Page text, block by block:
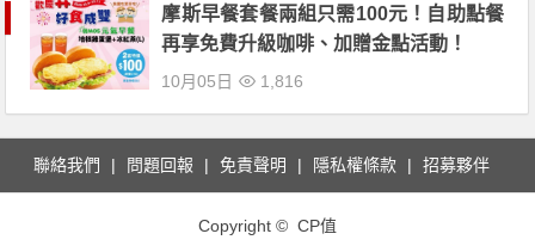
摩斯早餐套餐兩組只需100元！自助點餐
再享免費升級咖啡、加贈金點活動！
10月05日 1,816
聯絡我們 問題回報 免責聲明 隱私權條款 招募夥伴
Copyright © CP值